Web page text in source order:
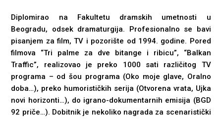
Diplomirao na Fakultetu dramskih umetnosti u
Beogradu, odsek dramaturgija. Profesionalno se bavi
pisanjem za film, TV i pozorište od 1994. godine. Pored
filmova “Tri palme za dve bitange i ribicu”, “Balkan
Traffic”, realizovao je preko 1000 sati različitog TV
programa – od šou programa (Оko moje glave, Oralno
doba…), preko humorističkih serija (Otvorena vrata, Ujka
novi horizonti…), do igrano-dokumentarnih emisija (BGD
92 priče…). Dobitnik je nekoliko nagrada zа scenaristički